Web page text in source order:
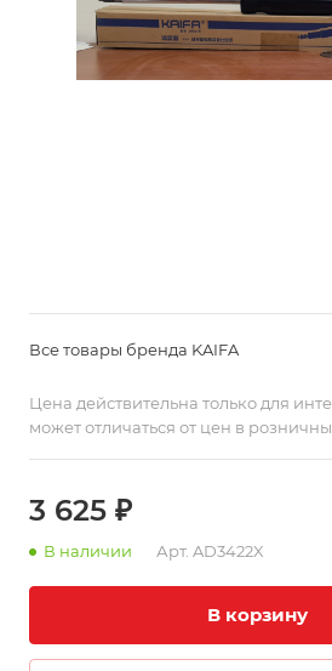
Все товары бренда KAIFA
Цена действительна только для
может отличаться от цен в
3 625 ₽
В наличии Арт. AD3422X
В корзину